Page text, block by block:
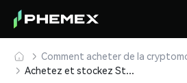
Comment acheter de la
Achetez et stockez Stank Memes (STANK) en toute sécurité